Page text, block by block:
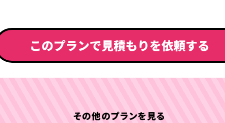
このプランで見積もりを依頼する
その他のプランを見る